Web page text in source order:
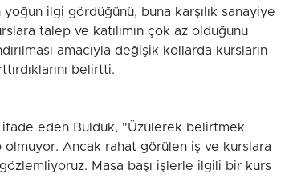
ilgi gördüğünü, buna karşılık sanayiye
talep ve katılımın çok az olduğunu
amacıyla değişik kollarda kursların
belirtti.
ifade eden Bulduk, "Üzülerek belirtmek
Ancak rahat görülen iş ve kurslara
Masa başı işlerle ilgili bir kurs